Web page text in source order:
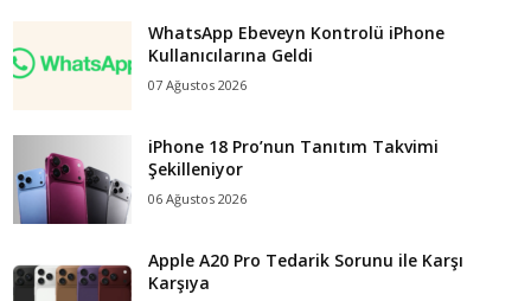
WhatsApp Ebeveyn Kontrolü iPhone
Kullanıcılarına Geldi
07 Ağustos 2026
iPhone 18 Pro’nun Tanıtım Takvimi
Şekilleniyor
06 Ağustos 2026
Apple A20 Pro Tedarik Sorunu ile Karşı
Karşıya